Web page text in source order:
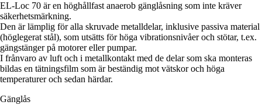
EL-Loc 70 är en höghållfast anaerob gänglåsning som inte kräver
säkerhetsmärkning.
Den är lämplig för alla skruvade metalldelar, inklusive passiva material
(höglegerat stål), som utsätts för höga vibrationsnivåer och stötar, t.ex.
gängstänger på motorer eller pumpar.
I frånvaro av luft och i metallkontakt med de delar som ska monteras
bildas en tätningsfilm som är beständig mot vätskor och höga
temperaturer och sedan härdar.
Gänglås